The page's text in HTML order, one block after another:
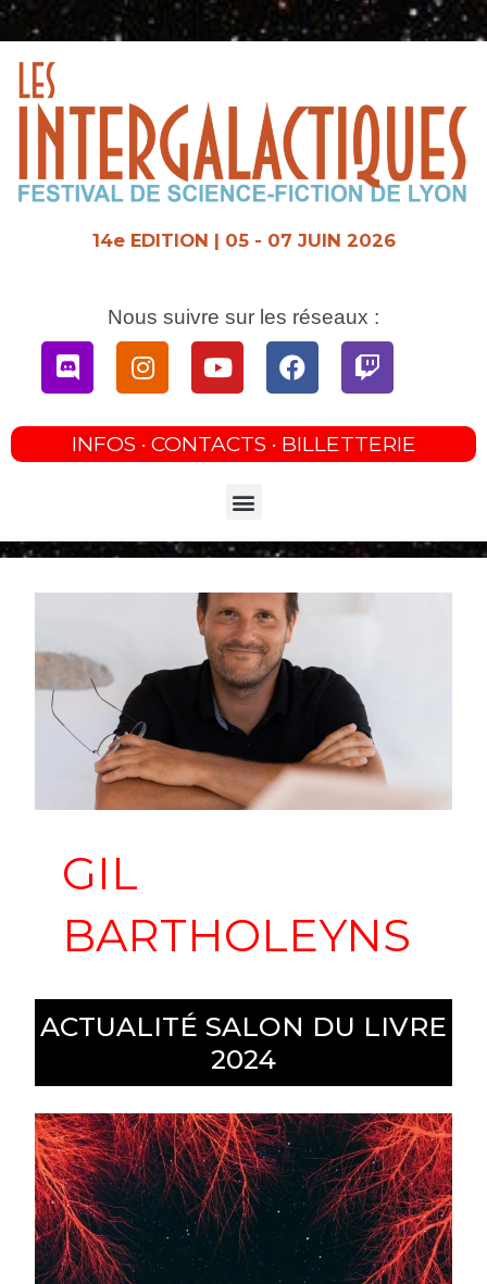
Aller
14e EDITION | 05 - 07 JUIN 2026
Nous suivre sur les réseaux :
DiscordInstagramYoutubeFacebookTwitch
INFOS · CONTACTS · BILLETTERIE
Menu
GIL
BARTHOLEYNS
ACTUALITÉ SALON DU LIVRE
2024